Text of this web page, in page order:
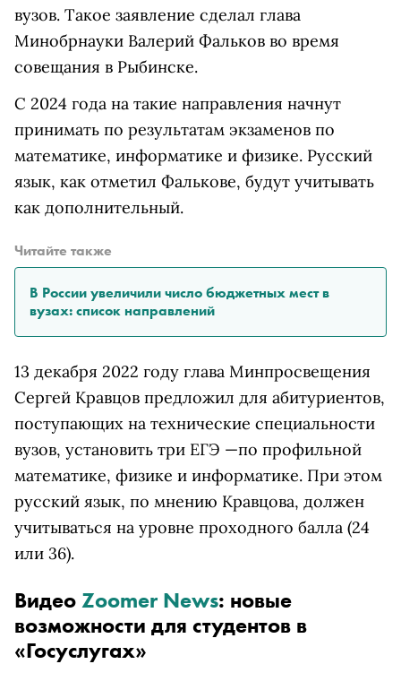
вузов. Такое заявление сделал глава
Минобрнауки Валерий Фальков во время
совещания в Рыбинске.
С 2024 года на такие направления начнут
принимать по результатам экзаменов по
математике, информатике и физике. Русский
язык, как отметил Фалькове, будут учитывать
как дополнительный.
Читайте также
В России увеличили число бюджетных мест в
вузах: список направлений
13 декабря 2022 году глава Минпросвещения
Сергей Кравцов предложил для абитуриентов,
поступающих на технические специальности
вузов, установить три ЕГЭ —по профильной
математике, физике и информатике. При этом
русский язык, по мнению Кравцова, должен
учитываться на уровне проходного балла (24
или 36).
ВидеоZoomer News: новые
возможности для студентов в
«Госуслугах»